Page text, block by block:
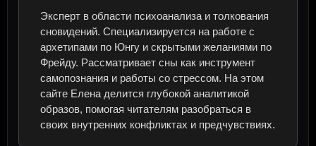
Эксперт в области психоанализа и толкования
сновидений. Специализируется на работе с
архетипами по Юнгу и скрытыми желаниями по
Фрейду. Рассматривает сны как инструмент
самопознания и работы со стрессом. На этом
сайте Елена делится глубокой аналитикой
образов, помогая читателям разобраться в
своих внутренних конфликтах и предчувствиях.